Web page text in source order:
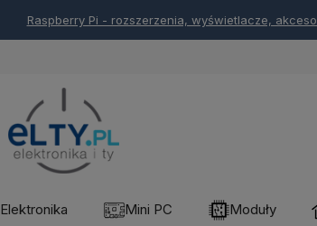
Arduino - rozszerzenia, wyświetlacze, akcesoria
Elektronika Mini PC Moduły